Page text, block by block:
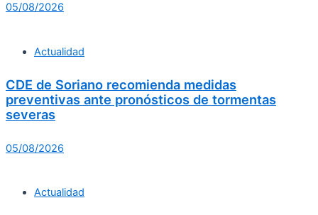
05/08/2026
Actualidad
CDE de Soriano recomienda medidas
preventivas ante pronósticos de tormentas
severas
05/08/2026
Actualidad